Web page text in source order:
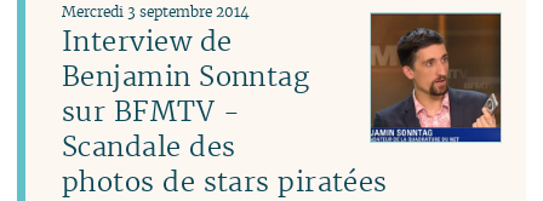
Interview de
Benjamin Sonntag
sur BFMTV -
Scandale des
photos de stars piratées
Mercredi 3 septembre 2014